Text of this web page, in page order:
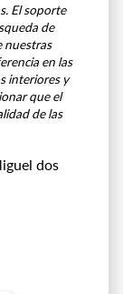
El soporte
de
nuestras
en las
interiores y
que el
de las
dos